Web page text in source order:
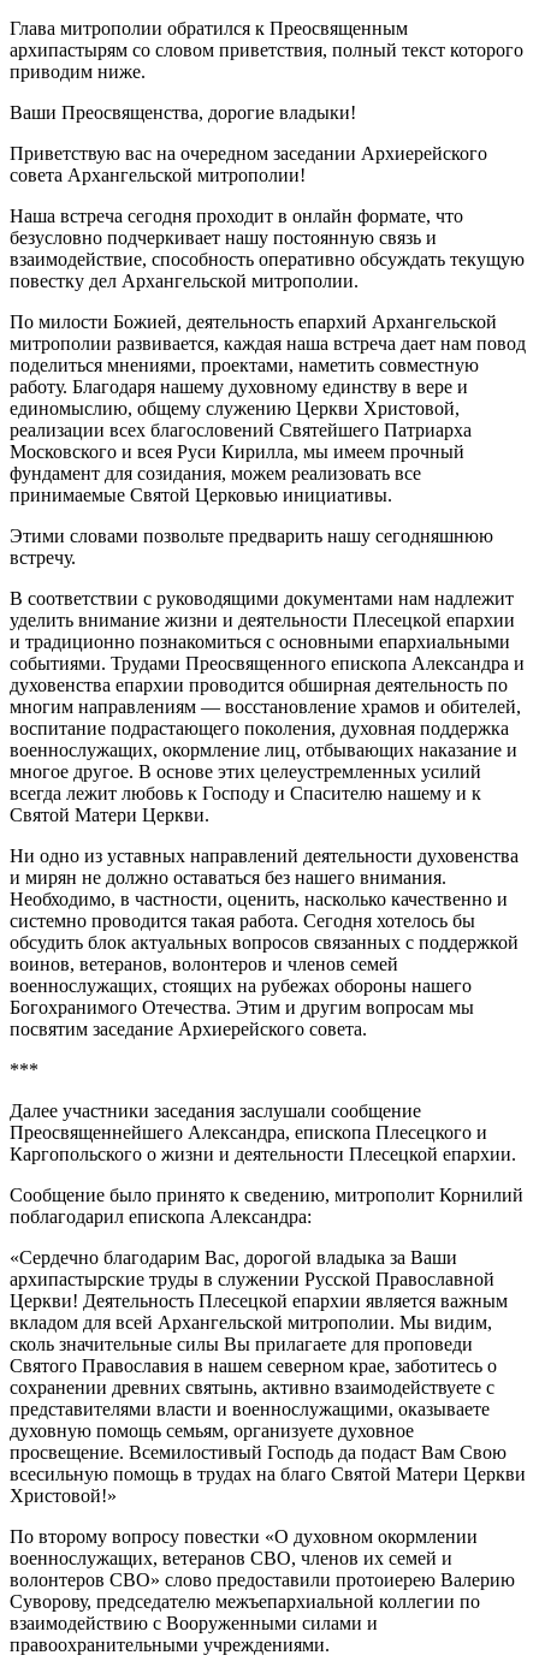
Глава митрополии обратился к Преосвященным
архипастырям со словом приветствия, полный текст которого
приводим ниже.
Ваши Преосвященства, дорогие владыки!
Приветствую вас на очередном заседании Архиерейского
совета Архангельской митрополии!
Наша встреча сегодня проходит в онлайн формате, что
безусловно подчеркивает нашу постоянную связь и
взаимодействие, способность оперативно обсуждать текущую
повестку дел Архангельской митрополии.
По милости Божией, деятельность епархий Архангельской
митрополии развивается, каждая наша встреча дает нам повод
поделиться мнениями, проектами, наметить совместную
работу. Благодаря нашему духовному единству в вере и
единомыслию, общему служению Церкви Христовой,
реализации всех благословений Святейшего Патриарха
Московского и всея Руси Кирилла, мы имеем прочный
фундамент для созидания, можем реализовать все
принимаемые Святой Церковью инициативы.
Этими словами позвольте предварить нашу сегодняшнюю
встречу.
В соответствии с руководящими документами нам надлежит
уделить внимание жизни и деятельности Плесецкой епархии
и традиционно познакомиться с основными епархиальными
событиями. Трудами Преосвященного епископа Александра и
духовенства епархии проводится обширная деятельность по
многим направлениям — восстановление храмов и обителей,
воспитание подрастающего поколения, духовная поддержка
военнослужащих, окормление лиц, отбывающих наказание и
многое другое. В основе этих целеустремленных усилий
всегда лежит любовь к Господу и Спасителю нашему и к
Святой Матери Церкви.
Ни одно из уставных направлений деятельности духовенства
и мирян не должно оставаться без нашего внимания.
Необходимо, в частности, оценить, насколько качественно и
системно проводится такая работа. Сегодня хотелось бы
обсудить блок актуальных вопросов связанных с поддержкой
воинов, ветеранов, волонтеров и членов семей
военнослужащих, стоящих на рубежах обороны нашего
Богохранимого Отечества. Этим и другим вопросам мы
посвятим заседание Архиерейского совета.
***
Далее участники заседания заслушали сообщение
Преосвященнейшего Александра, епископа Плесецкого и
Каргопольского о жизни и деятельности Плесецкой епархии.
Сообщение было принято к сведению, митрополит Корнилий
поблагодарил епископа Александра:
«Сердечно благодарим Вас, дорогой владыка за Ваши
архипастырские труды в служении Русской Православной
Церкви! Деятельность Плесецкой епархии является важным
вкладом для всей Архангельской митрополии. Мы видим,
сколь значительные силы Вы прилагаете для проповеди
Святого Православия в нашем северном крае, заботитесь о
сохранении древних святынь, активно взаимодействуете с
представителями власти и военнослужащими, оказываете
духовную помощь семьям, организуете духовное
просвещение. Всемилостивый Господь да подаст Вам Свою
всесильную помощь в трудах на благо Святой Матери Церкви
Христовой!»
По второму вопросу повестки «О духовном окормлении
военнослужащих, ветеранов СВО, членов их семей и
волонтеров СВО» слово предоставили протоиерею Валерию
Суворову, председателю межъепархиальной коллегии по
взаимодействию с Вооруженными силами и
правоохранительными учреждениями.